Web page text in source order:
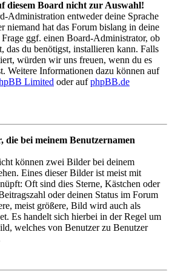
diesem Board nicht zur Auswahl!
Administration entweder deine Sprache
niemand hat das Forum bislang in deine
Frage ggf. einen Board-Administrator, ob
das du benötigst, installieren kann. Falls
würden wir uns freuen, wenn du es
Weitere Informationen dazu können auf
Limited oder aufphpBB.de
die bei meinem Benutzernamen
können zwei Bilder bei deinem
Eines dieser Bilder ist meist mit
Oft sind dies Sterne, Kästchen oder
oder deinen Status im Forum
meist größere, Bild wird auch als
Es handelt sich hierbei in der Regel um
welches von Benutzer zu Benutzer